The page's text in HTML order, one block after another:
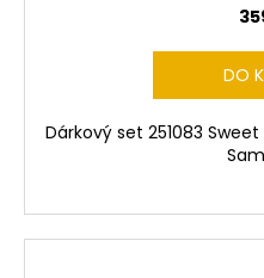
DO
Dárkový set 251083